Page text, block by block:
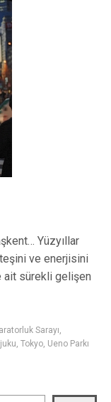
Yüzyıllar
ve enerjisini
ait sürekli gelişen
Sarayı,
, Tokyo, Ueno Parkı